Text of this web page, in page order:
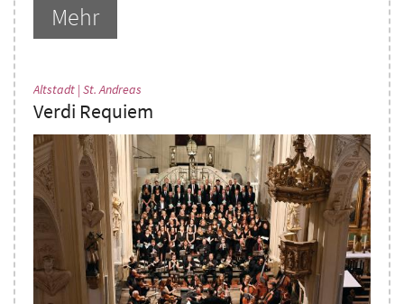
Mehr
Altstadt | St. Andreas
Verdi Requiem